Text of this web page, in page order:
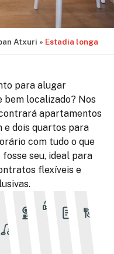
Atxuri » Estadia longa
para alugar
localizado? Nos
apartamentos
e dois quartos para
com tudo o que
seu, ideal para
flexíveis e
Toalhas
Uma
limpeza
Cozinha
equipada